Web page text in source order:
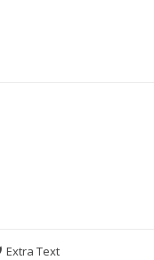
Extra Text